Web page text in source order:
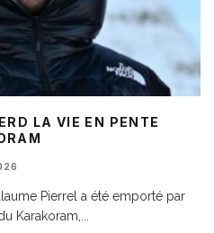
LA VIE EN PENTE
Pierrel a été emporté par
Karakoram,...